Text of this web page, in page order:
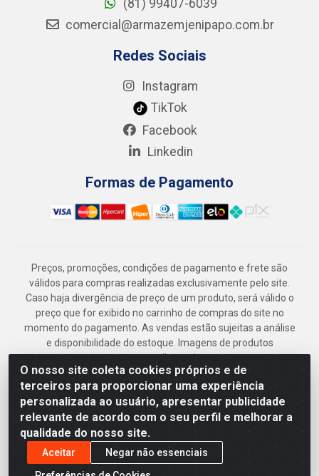
O nosso site coleta cookies próprios e de
terceiros para proporcionar uma experiência
personalizada ao usuário, apresentar publicidade
relevante de acordo com o seu perfil e melhorar a
qualidade do nosso site.
Aceitar
Negar não essenciais
(81) 99407-6039
comercial@armazemjenipapo.com.br
Redes Sociais
Instagram
TikTok
Facebook
Linkedin
Formas de Pagamento
Preços, promoções, condições de pagamento e frete são
válidos para compras realizadas exclusivamente pelo site.
Caso haja divergência de preço de um produto, será válido o
preço que for exibido no carrinho de compras do site no
momento do pagamento. As vendas estão sujeitas a análise
e disponibilidade do estoque. Imagens de produtos
meramente ilustrativas.
Armazém Jenipapo Materiais de Construção em Geral
LTDA - Rua das Flores, 2691 - Guabiraba, Recife/PE - CEP
52.291-630 - CNPJ 41.097.379/0001-